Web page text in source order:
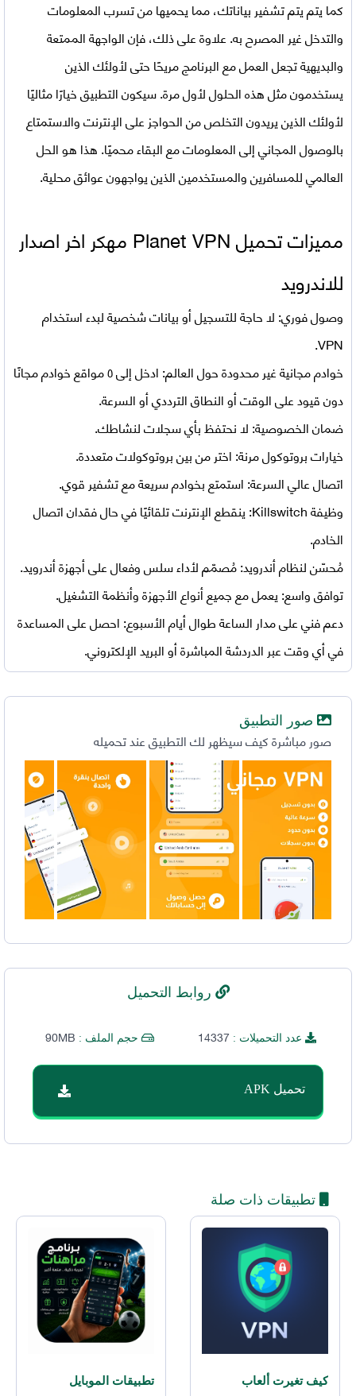
كما يتم يتم تشفير بياناتك، مما يحميها من تسرب المعلومات
والتدخل غير المصرح به. علاوة على ذلك، فإن الواجهة الممتعة
والبديهية تجعل العمل مع البرنامج مريحًا حتى لأولئك الذين
يستخدمون مثل هذه الحلول لأول مرة. سيكون التطبيق خيارًا مثاليًا
لأولئك الذين يريدون التخلص من الحواجز على الإنترنت والاستمتاع
بالوصول المجاني إلى المعلومات مع البقاء محميًا. هذا هو الحل
العالمي للمسافرين والمستخدمين الذين يواجهون عوائق محلية.
مميزات تحميل
Planet VPN مهكر اخر اصدار
للاندرويد
وصول فوري: لا حاجة للتسجيل أو بيانات شخصية لبدء استخدام
VPN.
خوادم مجانية غير محدودة حول العالم: ادخل إلى ٥ مواقع خوادم مجانًا
دون قيود على الوقت أو النطاق الترددي أو السرعة.
ضمان الخصوصية: لا نحتفظ بأي سجلات لنشاطك.
خيارات بروتوكول مرنة: اختر من بين بروتوكولات متعددة.
اتصال عالي السرعة: استمتع بخوادم سريعة مع تشفير قوي.
وظيفة Killswitch: ينقطع الإنترنت تلقائيًا في حال فقدان اتصال
الخادم.
مُحسّن لنظام أندرويد: مُصمّم لأداء سلس وفعال على أجهزة أندرويد.
توافق واسع: يعمل مع جميع أنواع الأجهزة وأنظمة التشغيل.
دعم فني على مدار الساعة طوال أيام الأسبوع: احصل على المساعدة
في أي وقت عبر الدردشة المباشرة أو البريد الإلكتروني.
صور التطبيق
صور مباشرة كيف سيظهر لك التطبيق عند تحميله
روابط التحميل
عدد التحميلات :14337 حجم الملف : 90MB
تحميل APK
تطبيقات ذات صلة
كيف تغيرت ألعاب
تطبيقات الموبايل